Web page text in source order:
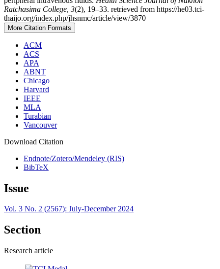
Ratchasima College, 3(2), 19–33. retrieved from https://he03.tci-
thaijo.org/index.php/jhsnmc/article/view/3870
More Citation Formats
ACM
ACS
APA
ABNT
Chicago
Harvard
IEEE
MLA
Turabian
Vancouver
Download Citation
Endnote/Zotero/Mendeley (RIS)
BibTeX
Issue
Vol. 3 No. 2 (2567): July-December 2024
Section
Research article